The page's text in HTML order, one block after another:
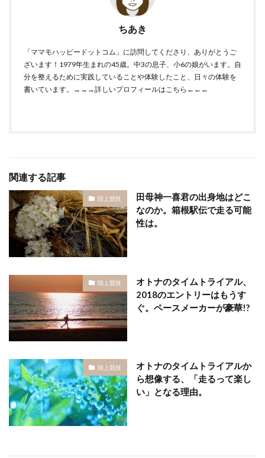
ちあき
「ママモハッピードットコム」に訪問してくださり、ありがとうご
ざいます！1979年生まれの45歳。中3の息子、小6の娘がいます。自
分を整えるために実践していることや体験したこと、日々の体験を
書いています。
→→→詳しいプロフィールはこちら←←←
関連する記事
陸上競技
田母神一喜君の出身地はどこ
なのか。箱根駅伝で走る可能
性は。
陸上競技
オトナのタイムトライアル、
2018のエントリーはもうす
ぐ。ペースメーカーが豪華!?
陸上競技
オトナのタイムトライアルか
ら想像する、「走るって楽し
い」となる理由。